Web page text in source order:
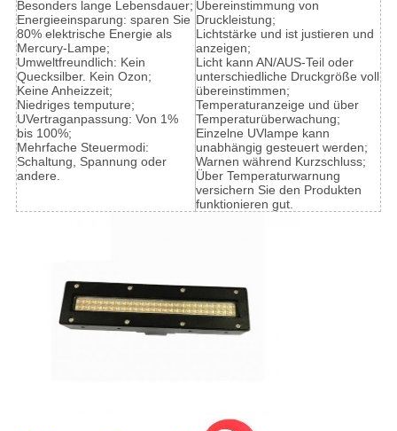
Besonders lange Lebensdauer;
Energieeinsparung: sparen Sie
80% elektrische Energie als
Mercury-Lampe;
Umweltfreundlich: Kein
Quecksilber. Kein Ozon;
Keine Anheizzeit;
Niedriges temputure;
UVertraganpassung: Von 1%
bis 100%;
Mehrfache Steuermodi:
Schaltung, Spannung oder
andere.
Übereinstimmung von
Druckleistung;
Lichtstärke und ist justieren und
anzeigen;
Licht kann AN/AUS-Teil oder
unterschiedliche Druckgröße voll
übereinstimmen;
Temperaturanzeige und über
Temperaturüberwachung;
Einzelne UVlampe kann
unabhängig gesteuert werden;
Warnen während Kurzschluss;
Über Temperaturwarnung
versichern Sie den Produkten
funktionieren gut.